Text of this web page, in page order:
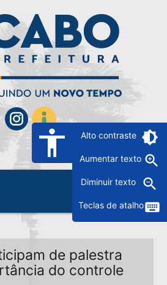
accessibility Alto contraste brightness_6
Aumentar texto zoom_in
Diminuir texto zoom_out
Teclas de atalhokeyboard
de palestra
do controle